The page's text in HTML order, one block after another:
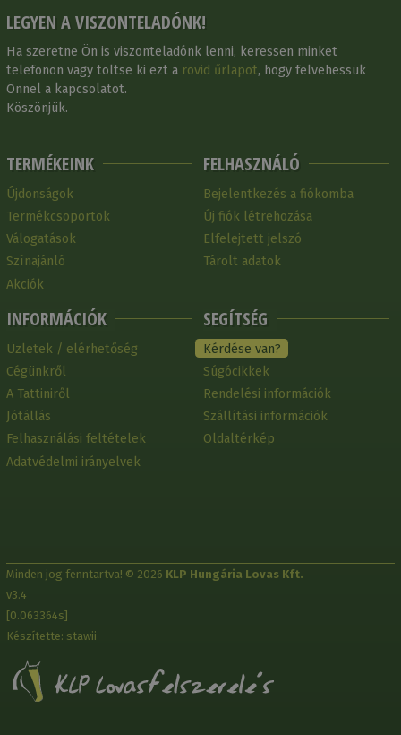
LEGYEN A VISZONTELADÓNK!
Ha szeretne Ön is viszonteladónk lenni, keressen minket
telefonon vagy töltse ki ezt a rövid űrlapot, hogy felvehessük
Önnel a kapcsolatot.
Köszönjük.
TERMÉKEINK
Újdonságok
Termékcsoportok
Válogatások
Színajánló
Akciók
INFORMÁCIÓK
Üzletek / elérhetőség
Cégünkről
A Tattiniről
Jótállás
Felhasználási feltételek
Adatvédelmi irányelvek
FELHASZNÁLÓ
Bejelentkezés a fiókomba
Új fiók létrehozása
Elfelejtett jelszó
Tárolt adatok
SEGÍTSÉG
Kérdése van?
Súgócikkek
Rendelési információk
Szállítási információk
Oldaltérkép
Minden jog fenntartva! © 2026 KLP Hungária Lovas Kft.
v3.4
[0.063364s]
Készítette: stawii